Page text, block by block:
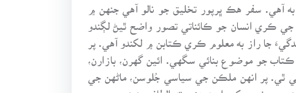
آهي. سفر هڪ ڀرپور تخليق جو نالو آهي جنهن ۾
ڪري انسان جو ڪائناتي تصور واضح ٿيڻ لڳندو
جا راز به معلوم ڪري ڪتابن ۾ لکندو آهي. پر
جو موضوع بنائي سگهي. ائين گهرن، بازارن،
ٿي. پر انهن ملڪن جي سياسي جُلوسن، ماڻهن جي
موضوع کي اميد هئي ته الطاف پنهنجي پهرين